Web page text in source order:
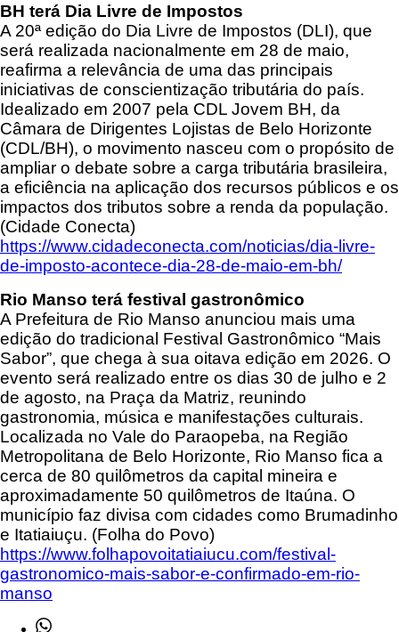
BH terá Dia Livre de Impostos
A 20ª edição do Dia Livre de Impostos (DLI), que
será realizada nacionalmente em 28 de maio,
reafirma a relevância de uma das principais
iniciativas de conscientização tributária do país.
Idealizado em 2007 pela CDL Jovem BH, da
Câmara de Dirigentes Lojistas de Belo Horizonte
(CDL/BH), o movimento nasceu com o propósito de
ampliar o debate sobre a carga tributária brasileira,
a eficiência na aplicação dos recursos públicos e os
impactos dos tributos sobre a renda da população.
(Cidade Conecta)
https://www.cidadeconecta.com/noticias/dia-livre-
de-imposto-acontece-dia-28-de-maio-em-bh/
Rio Manso terá festival gastronômico
A Prefeitura de Rio Manso anunciou mais uma
edição do tradicional Festival Gastronômico “Mais
Sabor”, que chega à sua oitava edição em 2026. O
evento será realizado entre os dias 30 de julho e 2
de agosto, na Praça da Matriz, reunindo
gastronomia, música e manifestações culturais.
Localizada no Vale do Paraopeba, na Região
Metropolitana de Belo Horizonte, Rio Manso fica a
cerca de 80 quilômetros da capital mineira e
aproximadamente 50 quilômetros de Itaúna. O
município faz divisa com cidades como Brumadinho
e Itatiaiuçu. (Folha do Povo)
https://www.folhapovoitatiaiucu.com/festival-
gastronomico-mais-sabor-e-confirmado-em-rio-
manso